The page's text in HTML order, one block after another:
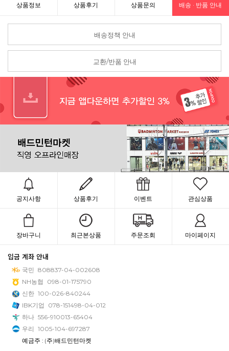
상품정보 상품후기 상품문의 배송 · 반품 안내
배송정책 안내
교환/반품 안내
공지사항 상품후기 이벤트 관심상품
장바구니 최근본상품 주문조회 마이페이지
입금 계좌 안내
국민 808837-04-002608
NH농협
098-01-175790
신한 100-026-840244
IBK기업
078-151498-04-012
하나 556-910013-65404
우리 1005-104-697287
예금주 : (주)배드민턴마켓